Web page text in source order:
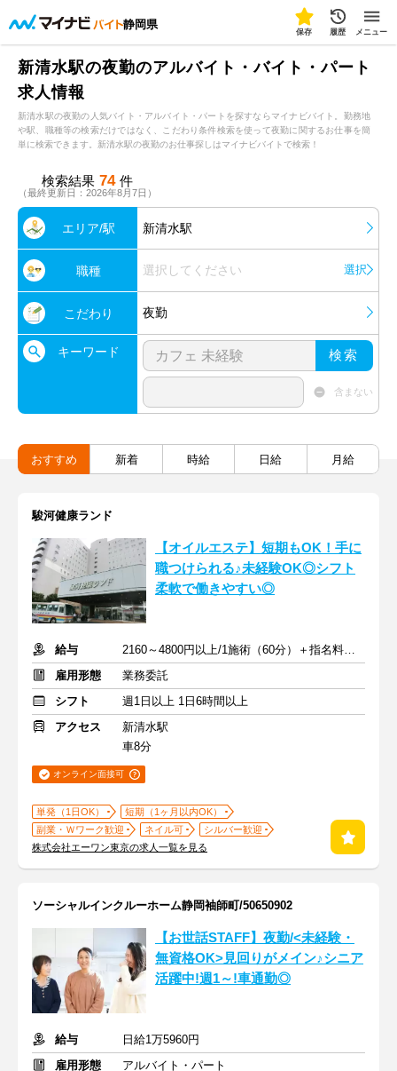
静岡県
保存 履歴 メニュー
新清水駅の夜勤のアルバイト・バイト・パート
求人情報
新清水駅の夜勤の人気バイト・アルバイト・パートを探すならマイナビバイト。勤務地
や駅、職種等の検索だけではなく、こだわり条件検索を使って夜勤に関するお仕事を簡
単に検索できます。新清水駅の夜勤のお仕事探しはマイナビバイトで検索！
検索結果 74 件
（最終更新日：2026年8月7日）
エリア/駅 新清水駅
職種 選択してください 選択
こだわり 夜勤
キーワード 検索
含まない
おすすめ 新着 時給 日給 月給
駿河健康ランド
【オイルエステ】短期もOK！手に
職つけられる♪未経験OK◎シフト
柔軟で働きやすい◎
給与
2160～4800円以上/1施術（60分）＋指名料・インセン
雇用形態
業務委託
シフト
週1日以上 1日6時間以上
アクセス
新清水駅
車8分
オンライン面接可
単発（1日OK）
短期（1ヶ月以内OK）
副業・Ｗワーク歓迎
ネイル可
シルバー歓迎
株式会社エーワン東京の求人一覧を見る
ソーシャルインクルーホーム静岡袖師町/50650902
【お世話STAFF】夜勤/<未経験・
無資格OK>見回りがメイン♪シニア
活躍中!週1～!車通勤◎
給与
日給1万5960円
雇用形態
アルバイト・パート